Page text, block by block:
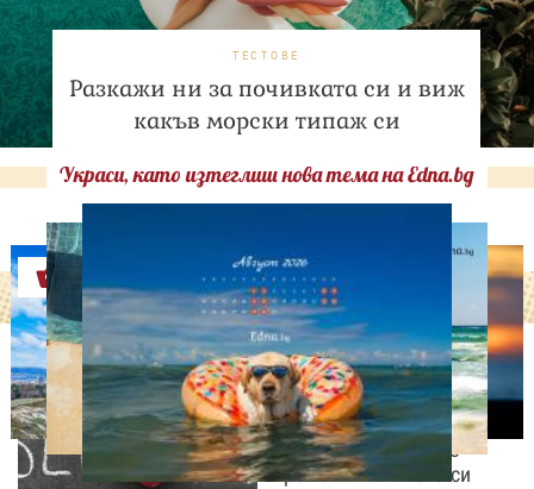
ТЕСТОВЕ
Разкажи ни за почивката си и виж
какъв морски типаж си
Украси, като изтеглиш нова тема на Edna.bg
Оферти
ЛЮБОПИТНО
Август е месецът на
вторите шансове: Защо
точно сега най-често
променяме живота си